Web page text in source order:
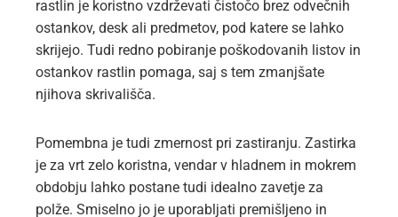
rastlin je koristno vzdrževati čistočo brez odvečnih
ostankov, desk ali predmetov, pod katere se lahko
skrijejo. Tudi redno pobiranje poškodovanih listov in
ostankov rastlin pomaga, saj s tem zmanjšate
njihova skrivališča.
Pomembna je tudi zmernost pri zastiranju. Zastirka
je za vrt zelo koristna, vendar v hladnem in mokrem
obdobju lahko postane tudi idealno zavetje za
polže. Smiselno jo je uporabljati premišljeno in